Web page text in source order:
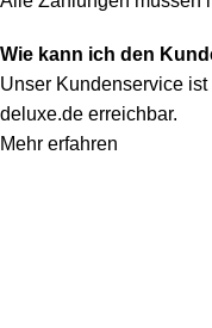
Wie kann ich den
Unser Kundenservice
deluxe.de erreichbar.
Mehr erfahren